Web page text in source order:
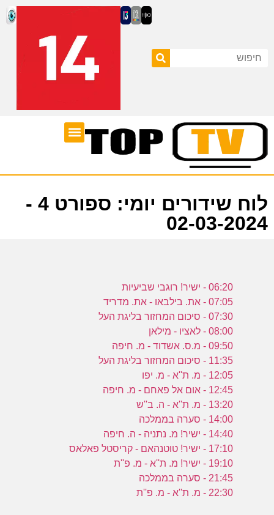
לוח שידורים יומי: ספורט 4 -
02-03-2024
06:20 - ישיר! רוגבי שביעיות
07:05 - את. בילבאו - את. מדריד
07:30 - סיכום המחזור בליגת העל
08:00 - לאציו - מילאן
09:50 - מ.ס. אשדוד - מ. חיפה
11:35 - סיכום המחזור בליגת העל
12:05 - מ. ת''א - מ. יפו
12:45 - אום אל פאחם - מ. חיפה
13:20 - מ. ת''א - ה. ב''ש
14:00 - סערה בממלכה
14:40 - ישיר! מ. נתניה - ה. חיפה
17:10 - ישיר! טוטנהאם - קריסטל פאלאס
19:10 - ישיר! מ. ת''א - מ. פ''ת
21:45 - סערה בממלכה
22:30 - מ. ת''א - מ. פ''ת